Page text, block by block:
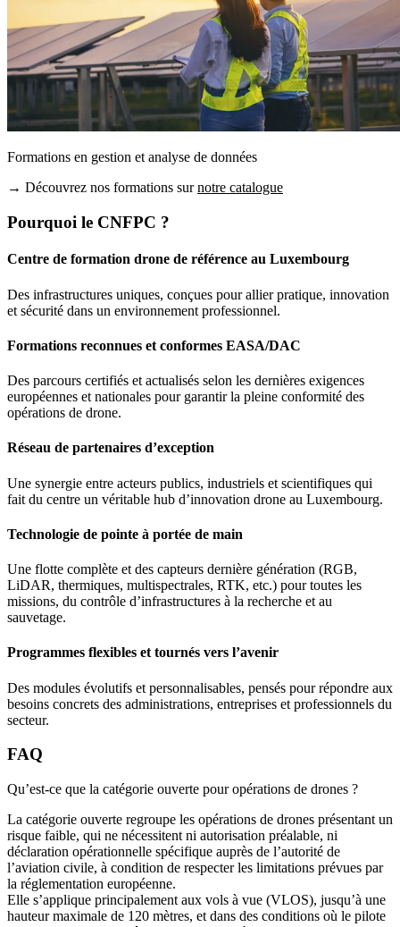
Formations en gestion et analyse de données
→ Découvrez nos formations surnotre catalogue
Pourquoi le CNFPC ?
Centre de formation drone de référence au Luxembourg
Des infrastructures uniques, conçues pour allier pratique, innovation
et sécurité dans un environnement professionnel.
Formations reconnues et conformes EASA/DAC
Des parcours certifiés et actualisés selon les dernières exigences
européennes et nationales pour garantir la pleine conformité des
opérations de drone.
Réseau de partenaires d’exception
Une synergie entre acteurs publics, industriels et scientifiques qui
fait du centre un véritable hub d’innovation drone au Luxembourg.
Technologie de pointe à portée de main
Une flotte complète et des capteurs dernière génération (RGB,
LiDAR, thermiques, multispectrales, RTK, etc.) pour toutes les
missions, du contrôle d’infrastructures à la recherche et au
sauvetage.
Programmes flexibles et tournés vers l’avenir
Des modules évolutifs et personnalisables, pensés pour répondre aux
besoins concrets des administrations, entreprises et professionnels du
secteur.
FAQ
Qu’est-ce que la catégorie ouverte pour opérations de drones ?
La catégorie ouverte regroupe les opérations de drones présentant un
risque faible, qui ne nécessitent ni autorisation préalable, ni
déclaration opérationnelle spécifique auprès de l’autorité de
l’aviation civile, à condition de respecter les limitations prévues par
la réglementation européenne.
Elle s’applique principalement aux vols à vue (VLOS), jusqu’à une
hauteur maximale de 120 mètres, et dans des conditions où le pilote